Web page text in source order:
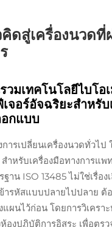
ดสู่เครื่องนวด
วมเทคโนโลยีไบโ
จอร์อัจฉริยะสำหรั
กแบบ
การเปลี่ยนเครื่องนวดทั่วไ
าหรับเครื่องมือทางการแพ
ฐาน ISO 13485 ไม่ใช่เรื่
ารหัสแบบปลายไปปลาย
แผนไว้ก่อน โดยการวิเคร
องปฏิบัติการอิสระ เพื่อตร